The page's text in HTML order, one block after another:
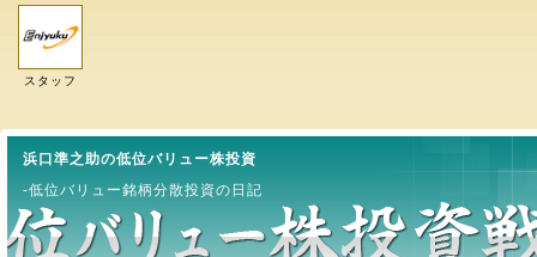
スタッフ
浜口準之助の低位バリュー株投資
-低位バリュー銘柄分散投資の日記